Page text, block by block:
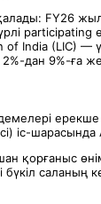
FY26
participating
India (LIC) —
дан 9%-ға
іс-
қорғаныс
бүкіл саланың